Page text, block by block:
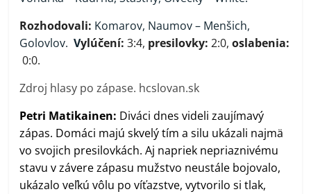
Rozhodovali: Komarov, Naumov – Menšich,
Golovlov. Vylúčení:3:4, presilovky: 2:0,oslabenia:
0:0.
Zdroj hlasy po zápase. hcslovan.sk
Petri Matikainen: Diváci dnes videli zaujímavý
zápas. Domáci majú skvelý tím a silu ukázali najmä
vo svojich presilovkách. Aj napriek nepriaznivému
stavu v závere zápasu mužstvo neustále bojovalo,
ukázalo veľkú vôlu po víťazstve, vytvorilo si tlak,